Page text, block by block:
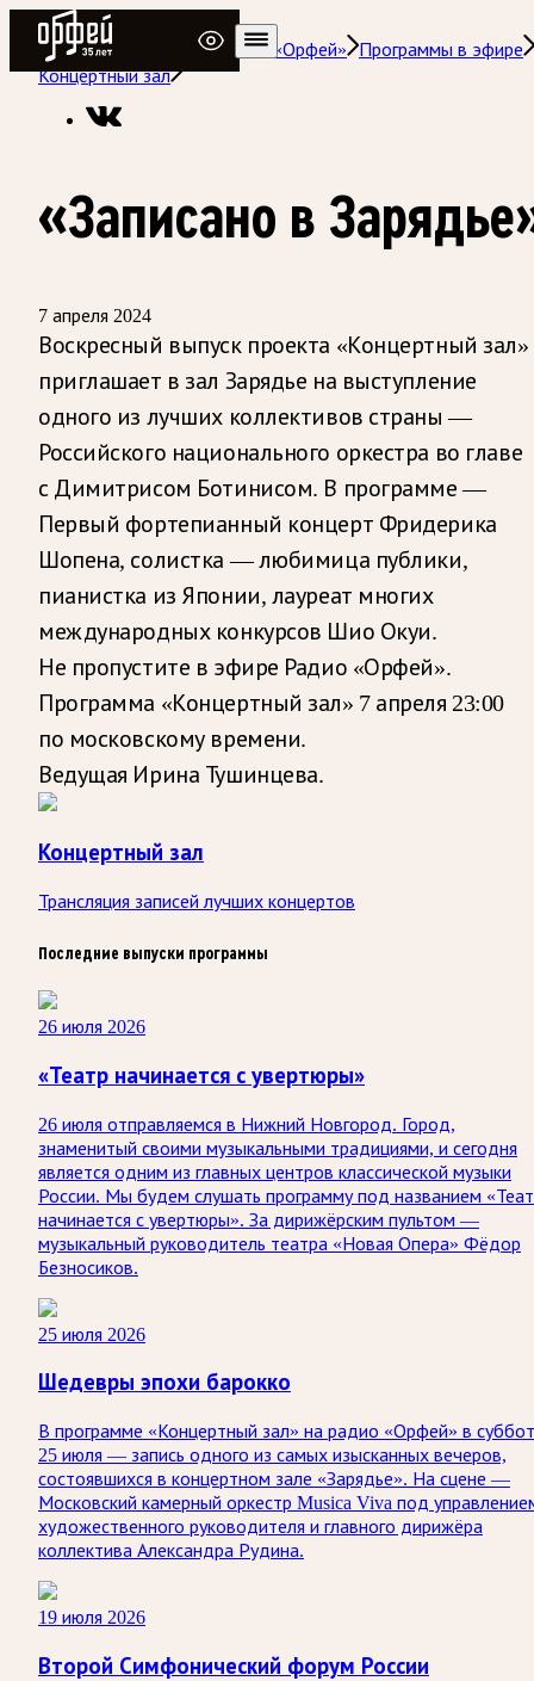
Радио Орфей
Радио классической музыки «Орфей»
Программы в эфире
Концертный зал
«Записано в
7 апреля 2024
Воскресный выпуск проекта «Концертный зал»
приглашает в зал Зарядье на выступление
одного из лучших коллективов страны —
Российского национального оркестра во главе
с Димитрисом Ботинисом. В программе —
Первый фортепианный концерт Фридерика
Шопена, солистка — любимица публики,
пианистка из Японии, лауреат многих
международных конкурсов Шио Окуи.
Не пропустите в эфире Радио «Орфей».
Программа «Концертный зал» 7 апреля 23:00
по московскому времени.
Ведущая Ирина Тушинцева.
Концертный зал
Трансляция записей лучших концертов
Последние выпуски программы
26 июля 2026
«Театр начинается с увертюры»
26 июля отправляемся в Нижний Новгород. Город,
знаменитый своими музыкальными традициями, и сегодня
является одним из главных центров классической музыки
России. Мы будем слушать программу под названием
начинается с увертюры». За дирижёрским пультом —
музыкальный руководитель театра «Новая Опера» Фёдор
Безносиков.
25 июля 2026
Шедевры эпохи барокко
В программе «Концертный зал» на радио «Орфей» в
25 июля — запись одного из самых изысканных вечеров,
состоявшихся в концертном зале «Зарядье». На сцене —
Московский камерный оркестр Musica Viva под
художественного руководителя и главного дирижёра
коллектива Александра Рудина.
19 июля 2026
Второй Симфонический форум России